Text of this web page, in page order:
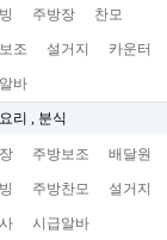
주방장 찬모
조 설거지 카운터
바
리 , 분식
주방보조 배달원
주방찬모 설거지
시급알바